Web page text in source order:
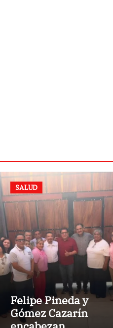
SALUD
Felipe Pineda y
Gómez Cazarín